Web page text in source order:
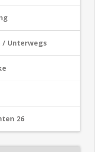
/ Unterwegs
26